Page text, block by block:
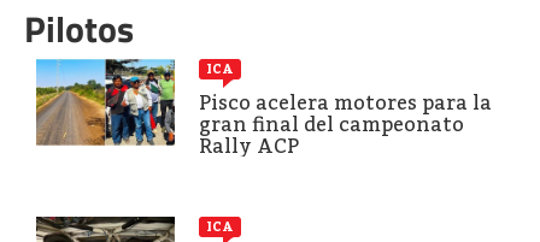
Pilotos
ICA
Pisco acelera motores para la
gran final del campeonato
Rally ACP
ICA